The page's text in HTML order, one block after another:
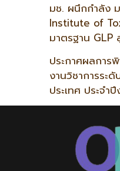
มช. ผนึกกำลัง
Institute of
มาตรฐาน GLP
ประกาศผลการ
งานวิชาการระ
ประเทศ ประจำ